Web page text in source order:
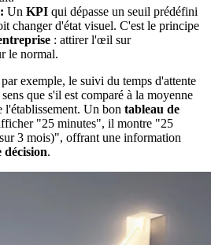
Un KPI qui dépasse un seuil prédéfini
changer d'état visuel. C'est le principe
: attirer l'œil sur
le normal.
exemple, le suivi du temps d'attente
que s'il est comparé à la moyenne
l'établissement. Un bon tableau de
"25 minutes", il montre "25
3 mois)", offrant une information
décision.